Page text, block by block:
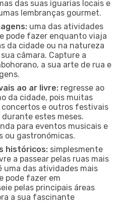
das suas iguarias locais e
lembranças gourmet.
uma das atividades
pode fazer enquanto viaja
da cidade ou na natureza
câmara. Capture a
a sua arte de rua e
ao ar livre: regresse ao
da cidade, pois muitas
e outros festivais
estes meses.
para eventos musicais e
ou gastronómicas.
históricos: simplesmente
a passear pelas ruas mais
uma das atividades mais
pode fazer em
pelas principais áreas
a sua fascinante